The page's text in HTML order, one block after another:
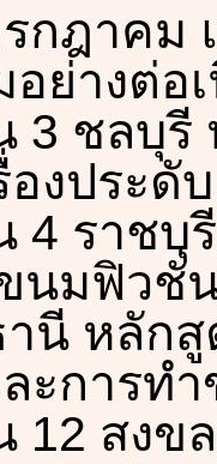
กฎาคม
อย่างต่
3 ชลบุ
องประ
4 ราชบุ
นมฟิวชั่
นี หลัก
ละการ
12 สง